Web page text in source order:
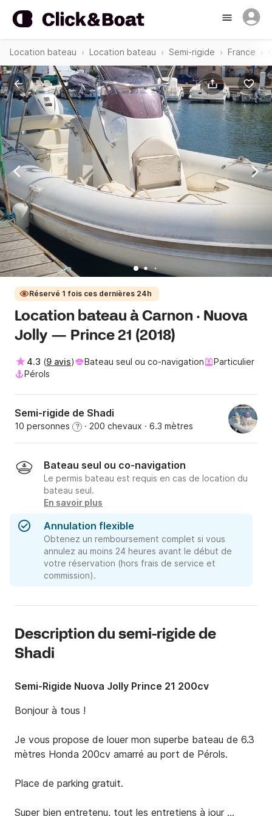
Location bateau Location bateau Semi-rigide France
Réservé 1 fois ces dernières 24h
Location bateau à Carnon · Nuova
Jolly — Prince 21 (2018)
4.3 (9 avis) Bateau seul ou co-navigation
Particulier
Pérols
Semi-rigide de Shadi
10 personnes ? · 200 chevaux · 6.3 mètres
Bateau seul ou co-navigation
Le permis bateau est requis en cas de location du
bateau seul.
En savoir plus
Annulation flexible
Obtenez un remboursement complet si vous
annulez au moins 24 heures avant le début de
votre réservation (hors frais de service et
commission).
Description du semi-rigide de
Shadi
Semi-Rigide Nuova Jolly Prince 21 200cv
Bonjour à tous !
Je vous propose de louer mon superbe bateau de 6.3
mètres Honda 200cv amarré au port de Pérols.
Place de parking gratuit.
Super bien entretenu, tout les entretiens à jour